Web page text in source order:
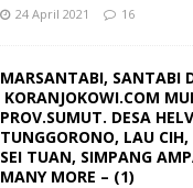
24 April 2021 16
MARSANTABI, SANTABI
KORANJOKOWI.COM
PROV.SUMUT. DESA
TUNGGORONO, LAU
SEI TUAN, SIMPANG
MANY MORE – (1)